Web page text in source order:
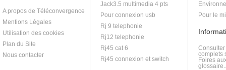
A propos de Téléconvergence
Mentions Légales
Utilisation des cookies
Plan du Site
Nous contacter
Jack3.5 multimedia 4 pts
Pour connexion usb
Rj 9 telephonie
Rj12 telephonie
Rj45 cat 6
Rj45 connexion et switch
Pour le
complets
Foires